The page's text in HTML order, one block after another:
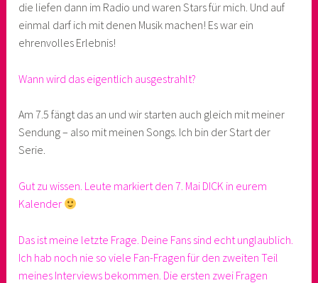
die liefen dann im Radio und waren Stars für mich. Und auf
einmal darf ich mit denen Musik machen! Es war ein
ehrenvolles Erlebnis!
Wann wird das eigentlich ausgestrahlt?
Am 7.5 fängt das an und wir starten auch gleich mit meiner
Sendung – also mit meinen Songs. Ich bin der Start der
Serie.
Gut zu wissen. Leute markiert den 7. Mai DICK in eurem
Kalender
Das ist meine letzte Frage. Deine Fans sind echt unglaublich.
Ich hab noch nie so viele Fan-Fragen für den zweiten Teil
meines Interviews bekommen. Die ersten zwei Fragen